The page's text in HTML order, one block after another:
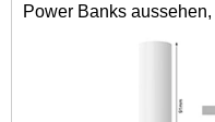
Power Banks